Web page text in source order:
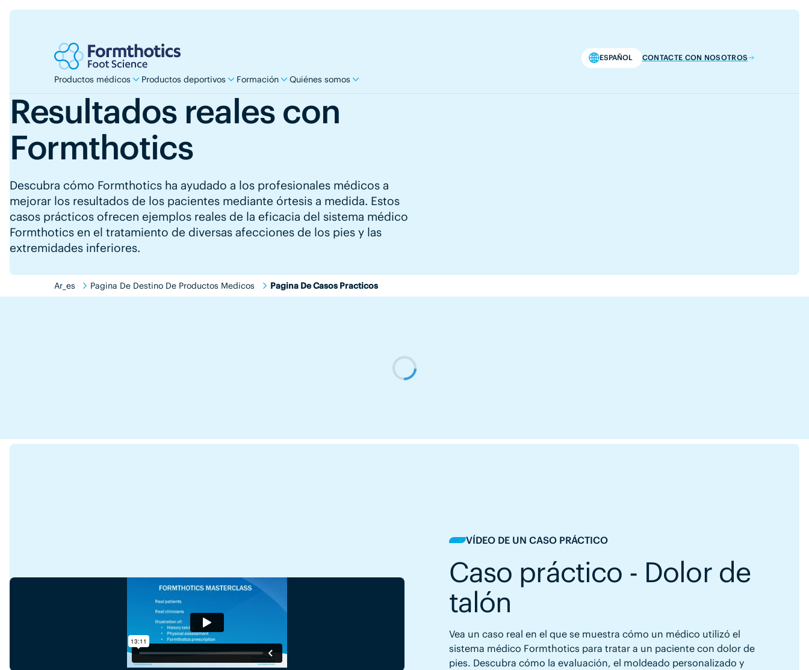
ESPAÑOL CONTACTE CON NOSOTROS
Productos médicos Productos deportivos Formación Quiénes somos
Resultados reales con
Formthotics
Descubra cómo Formthotics ha ayudado a los profesionales médicos a
mejorar los resultados de los pacientes mediante órtesis a medida. Estos
casos prácticos ofrecen ejemplos reales de la eficacia del sistema médico
Formthotics en el tratamiento de diversas afecciones de los pies y las
extremidades inferiores.
Ar_es Pagina De Destino De Productos Medicos Pagina De Casos Practicos
VÍDEO DE UN CASO PRÁCTICO
Caso práctico - Dolor de
talón
Vea un caso real en el que se muestra cómo un médico utilizó el
sistema médico Formthotics para tratar a un paciente con dolor de
pies. Descubra cómo la evaluación, el moldeado personalizado y